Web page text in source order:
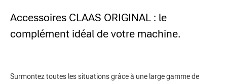
Accessoires CLAAS ORIGINAL : le
complément idéal de votre machine.
Surmontez toutes les situations grâce à une large gamme de